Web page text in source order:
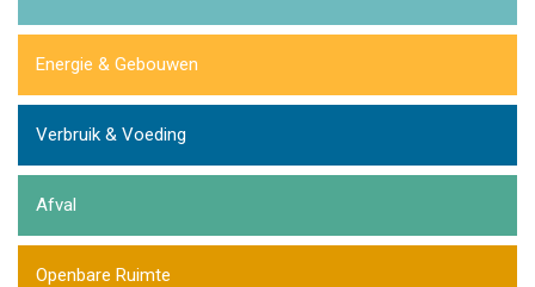
Energie & Gebouwen
Verbruik & Voeding
Afval
Openbare Ruimte